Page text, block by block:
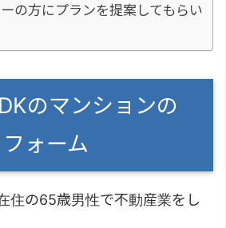
の方にプランを提案してもらい
のマンションの
ォーム
住の65歳男性で不動産業をし